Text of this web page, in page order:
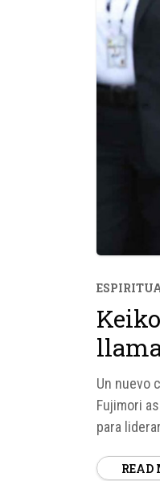
Un nuevo
Fujimori
para
READ